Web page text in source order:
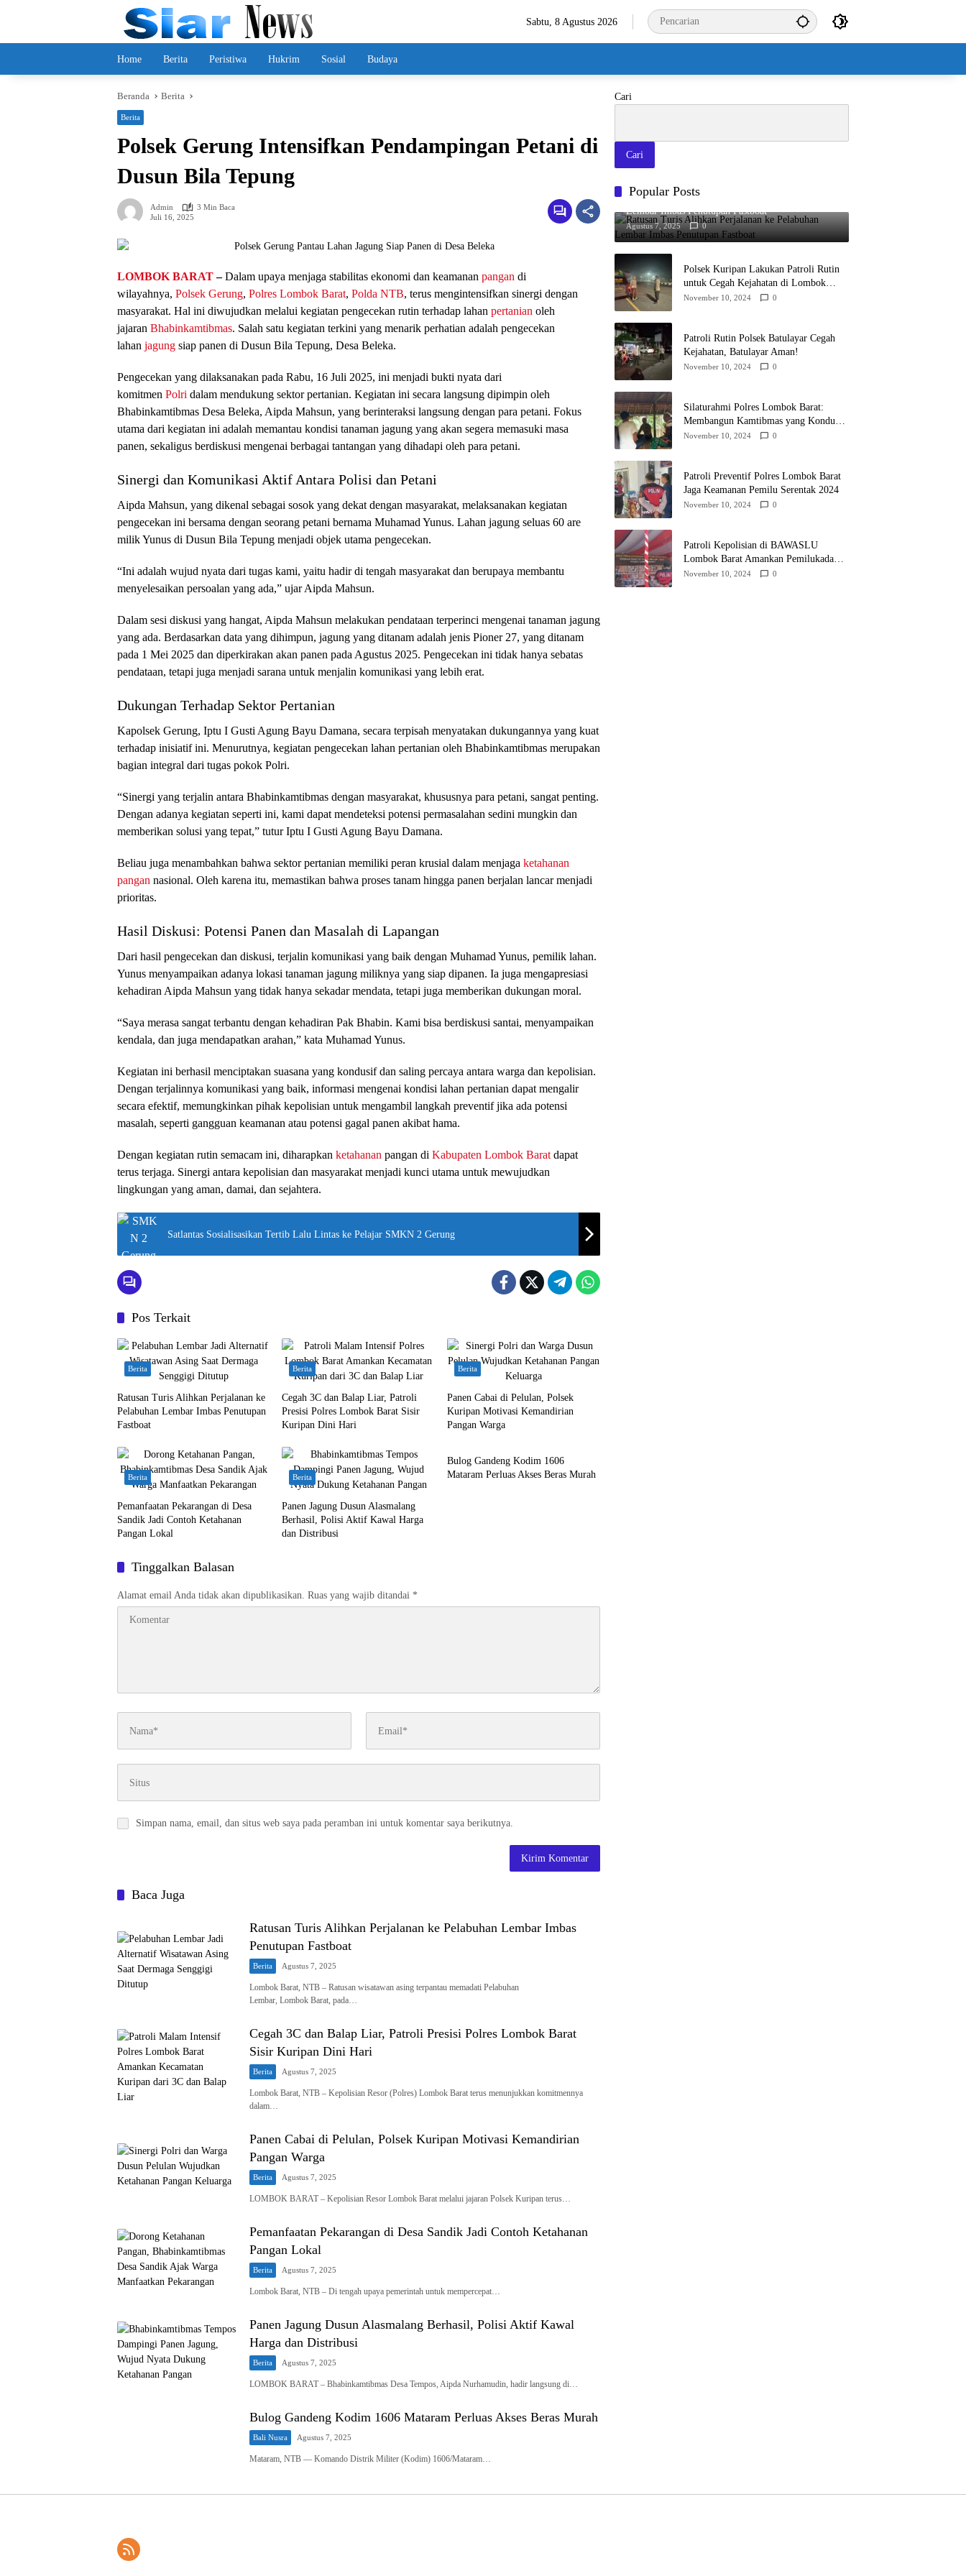
Sabtu, 8 Agustus 2026
Home Berita Peristiwa Hukrim Sosial Budaya
Beranda Berita
Berita
Polsek Gerung Intensifkan Pendampingan Petani di
Dusun Bila Tepung
Admin
3 Min Baca
Juli 16, 2025
LOMBOK BARAT–Dalam upaya menjaga stabilitas ekonomi dan keamanan pangan di
wilayahnya, Polsek Gerung, Polres Lombok Barat, Polda NTB, terus mengintensifkan sinergi dengan
masyarakat. Hal ini diwujudkan melalui kegiatan pengecekan rutin terhadap lahan pertanian oleh
jajaran Bhabinkamtibmas. Salah satu kegiatan terkini yang menarik perhatian adalah pengecekan
lahan jagung siap panen di Dusun Bila Tepung, Desa Beleka.
Pengecekan yang dilaksanakan pada Rabu, 16 Juli 2025, ini menjadi bukti nyata dari
komitmen Polri dalam mendukung sektor pertanian. Kegiatan ini secara langsung dipimpin oleh
Bhabinkamtibmas Desa Beleka, Aipda Mahsun, yang berinteraksi langsung dengan para petani. Fokus
utama dari kegiatan ini adalah memantau kondisi tanaman jagung yang akan segera memasuki masa
panen, sekaligus berdiskusi mengenai berbagai tantangan yang dihadapi oleh para petani.
Sinergi dan Komunikasi Aktif Antara Polisi dan Petani
Aipda Mahsun, yang dikenal sebagai sosok yang dekat dengan masyarakat, melaksanakan kegiatan
pengecekan ini bersama dengan seorang petani bernama Muhamad Yunus. Lahan jagung seluas 60 are
milik Yunus di Dusun Bila Tepung menjadi objek utama pengecekan.
“Ini adalah wujud nyata dari tugas kami, yaitu hadir di tengah masyarakat dan berupaya membantu
menyelesaikan persoalan yang ada,” ujar Aipda Mahsun.
Dalam sesi diskusi yang hangat, Aipda Mahsun melakukan pendataan terperinci mengenai tanaman jagung
yang ada. Berdasarkan data yang dihimpun, jagung yang ditanam adalah jenis Pioner 27, yang ditanam
pada 1 Mei 2025 dan diperkirakan akan panen pada Agustus 2025. Pengecekan ini tidak hanya sebatas
pendataan, tetapi juga menjadi sarana untuk menjalin komunikasi yang lebih erat.
Dukungan Terhadap Sektor Pertanian
Kapolsek Gerung, Iptu I Gusti Agung Bayu Damana, secara terpisah menyatakan dukungannya yang kuat
terhadap inisiatif ini. Menurutnya, kegiatan pengecekan lahan pertanian oleh Bhabinkamtibmas merupakan
bagian integral dari tugas pokok Polri.
“Sinergi yang terjalin antara Bhabinkamtibmas dengan masyarakat, khususnya para petani, sangat penting.
Dengan adanya kegiatan seperti ini, kami dapat mendeteksi potensi permasalahan sedini mungkin dan
memberikan solusi yang tepat,” tutur Iptu I Gusti Agung Bayu Damana.
Beliau juga menambahkan bahwa sektor pertanian memiliki peran krusial dalam menjaga ketahanan
pangan nasional. Oleh karena itu, memastikan bahwa proses tanam hingga panen berjalan lancar menjadi
prioritas.
Hasil Diskusi: Potensi Panen dan Masalah di Lapangan
Dari hasil pengecekan dan diskusi, terjalin komunikasi yang baik dengan Muhamad Yunus, pemilik lahan.
Yunus menyampaikan adanya lokasi tanaman jagung miliknya yang siap dipanen. Ia juga mengapresiasi
kehadiran Aipda Mahsun yang tidak hanya sekadar mendata, tetapi juga memberikan dukungan moral.
“Saya merasa sangat terbantu dengan kehadiran Pak Bhabin. Kami bisa berdiskusi santai, menyampaikan
kendala, dan juga mendapatkan arahan,” kata Muhamad Yunus.
Kegiatan ini berhasil menciptakan suasana yang kondusif dan saling percaya antara warga dan kepolisian.
Dengan terjalinnya komunikasi yang baik, informasi mengenai kondisi lahan pertanian dapat mengalir
secara efektif, memungkinkan pihak kepolisian untuk mengambil langkah preventif jika ada potensi
masalah, seperti gangguan keamanan atau potensi gagal panen akibat hama.
Dengan kegiatan rutin semacam ini, diharapkan ketahanan pangan di Kabupaten Lombok Barat dapat
terus terjaga. Sinergi antara kepolisian dan masyarakat menjadi kunci utama untuk mewujudkan
lingkungan yang aman, damai, dan sejahtera.
Satlantas Sosialisasikan Tertib Lalu Lintas ke Pelajar SMKN 2 Gerung
Pos Terkait
Berita
Ratusan Turis Alihkan Perjalanan ke
Pelabuhan Lembar Imbas Penutupan
Fastboat
Berita
Cegah 3C dan Balap Liar, Patroli
Presisi Polres Lombok Barat Sisir
Kuripan Dini Hari
Berita
Panen Cabai di Pelulan, Polsek
Kuripan Motivasi Kemandirian
Pangan Warga
Berita
Pemanfaatan Pekarangan di Desa
Sandik Jadi Contoh Ketahanan
Pangan Lokal
Berita
Panen Jagung Dusun Alasmalang
Berhasil, Polisi Aktif Kawal Harga
dan Distribusi
Bali Nusra
Bulog Gandeng Kodim 1606
Mataram Perluas Akses Beras Murah
Tinggalkan Balasan
Alamat email Anda tidak akan dipublikasikan. Ruas yang wajib ditandai *
Simpan nama, email, dan situs web saya pada peramban ini untuk komentar saya berikutnya.
Baca Juga
Ratusan Turis Alihkan Perjalanan ke Pelabuhan Lembar Imbas
Penutupan Fastboat
Berita Agustus 7, 2025
Lombok Barat, NTB – Ratusan wisatawan asing terpantau memadati Pelabuhan
Lembar, Lombok Barat, pada…
Cegah 3C dan Balap Liar, Patroli Presisi Polres Lombok Barat
Sisir Kuripan Dini Hari
Berita Agustus 7, 2025
Lombok Barat, NTB – Kepolisian Resor (Polres) Lombok Barat terus menunjukkan komitmennya
dalam…
Panen Cabai di Pelulan, Polsek Kuripan Motivasi Kemandirian
Pangan Warga
Berita Agustus 7, 2025
LOMBOK BARAT – Kepolisian Resor Lombok Barat melalui jajaran Polsek Kuripan terus…
Pemanfaatan Pekarangan di Desa Sandik Jadi Contoh Ketahanan
Pangan Lokal
Berita Agustus 7, 2025
Lombok Barat, NTB – Di tengah upaya pemerintah untuk mempercepat…
Panen Jagung Dusun Alasmalang Berhasil, Polisi Aktif Kawal
Harga dan Distribusi
Berita Agustus 7, 2025
LOMBOK BARAT – Bhabinkamtibmas Desa Tempos, Aipda Nurhamudin, hadir langsung di…
Bulog Gandeng Kodim 1606 Mataram Perluas Akses Beras Murah
Bali Nusra Agustus 7, 2025
Mataram, NTB — Komando Distrik Militer (Kodim) 1606/Mataram…
Cari
Cari
Popular Posts
Ratusan Turis Alihkan Perjalanan ke Pelabuhan
Lembar Imbas Penutupan Fastboat
Agustus 7, 2025 0
Polsek Kuripan Lakukan Patroli Rutin
untuk Cegah Kejahatan di Lombok
Barat
November 10, 2024 0
Patroli Rutin Polsek Batulayar Cegah
Kejahatan, Batulayar Aman!
November 10, 2024 0
Silaturahmi Polres Lombok Barat:
Membangun Kamtibmas yang Kondusif
untuk Pilkada 2024
November 10, 2024 0
Patroli Preventif Polres Lombok Barat
Jaga Keamanan Pemilu Serentak 2024
November 10, 2024 0
Patroli Kepolisian di BAWASLU
Lombok Barat Amankan Pemilukada
2024
November 10, 2024 0